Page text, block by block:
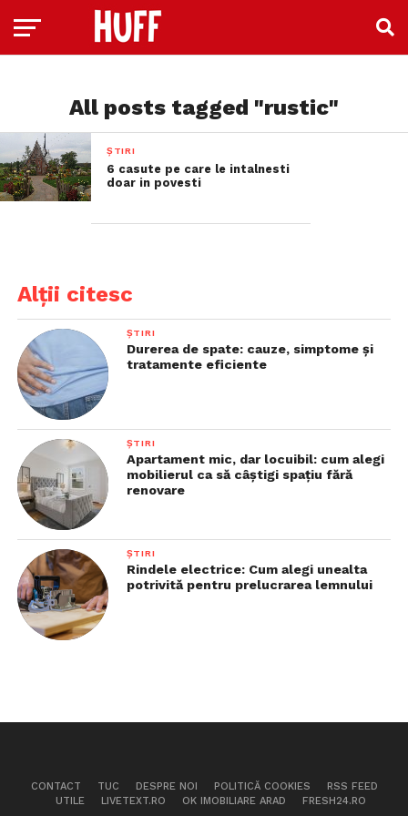
All posts tagged "rustic"
ȘTIRI
6 casute pe care le intalnesti
doar in povesti
Alții citesc
ȘTIRI
Durerea de spate: cauze, simptome și
tratamente eficiente
ȘTIRI
Apartament mic, dar locuibil: cum alegi
mobilierul ca să câștigi spațiu fără
renovare
ȘTIRI
Rindele electrice: Cum alegi unealta
potrivită pentru prelucrarea lemnului
CONTACT TUC DESPRE NOI POLITICĂ COOKIES
RSS FEED
UTILE
LIVETEXT.RO OK IMOBILIARE ARAD FRESH24.RO